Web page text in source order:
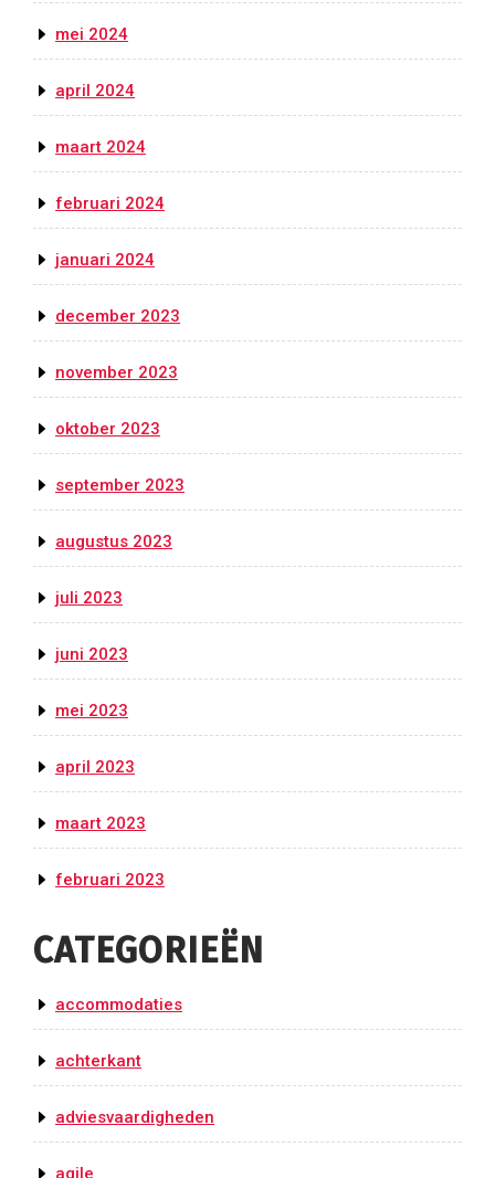
mei 2024
april 2024
maart 2024
februari 2024
januari 2024
december 2023
november 2023
oktober 2023
september 2023
augustus 2023
juli 2023
juni 2023
mei 2023
april 2023
maart 2023
februari 2023
CATEGORIEËN
accommodaties
achterkant
adviesvaardigheden
agile